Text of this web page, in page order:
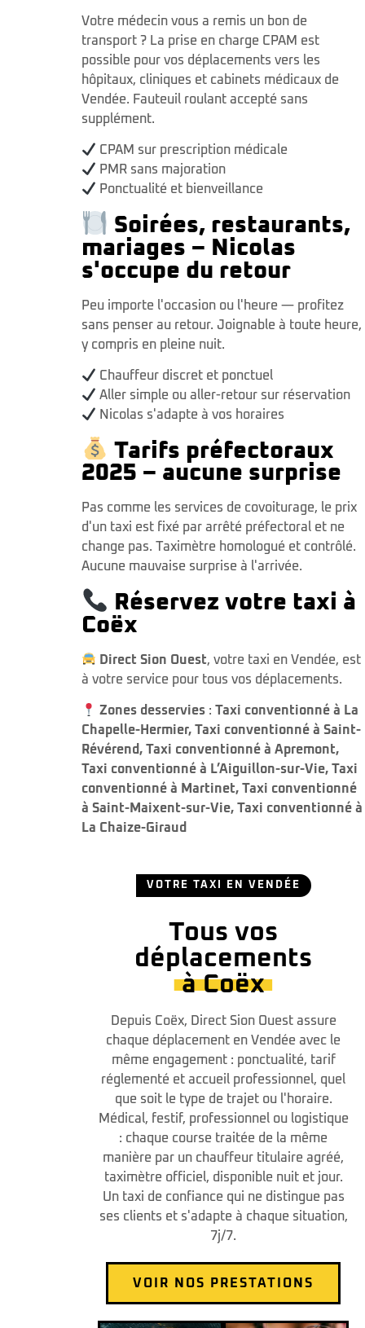
Votre médecin vous a remis un bon de
transport ? La prise en charge CPAM est
possible pour vos déplacements vers les
hôpitaux, cliniques et cabinets médicaux de
Vendée. Fauteuil roulant accepté sans
supplément.
CPAM sur prescription médicale
PMR sans majoration
Ponctualité et bienveillance
Soirées, restaurants,
mariages – Nicolas
s'occupe du retour
Peu importe l'occasion ou l'heure — profitez
sans penser au retour. Joignable à toute heure,
y compris en pleine nuit.
Chauffeur discret et ponctuel
Aller simple ou aller-retour sur réservation
Nicolas s'adapte à vos horaires
Tarifs préfectoraux
2025 – aucune surprise
Pas comme les services de covoiturage, le prix
d'un taxi est fixé par arrêté préfectoral et ne
change pas. Taximètre homologué et contrôlé.
Aucune mauvaise surprise à l'arrivée.
Réservez votre taxi à
Coëx
Direct Sion Ouest, votre taxi en Vendée, est
à votre service pour tous vos déplacements.
Zones desservies :Taxi conventionné à La
Chapelle-Hermier, Taxi conventionné à Saint-
Révérend , Taxi conventionné à Apremont,
Taxi conventionné à L’Aiguillon-sur-Vie, Taxi
conventionné à Martinet, Taxi conventionné
à Saint-Maixent-sur-Vie, Taxi conventionné à
La Chaize-Giraud
VOTRE TAXI EN VENDÉE
Tous vos
déplacements
à Coëx
Depuis Coëx, Direct Sion Ouest assure
chaque déplacement en Vendée avec le
même engagement : ponctualité, tarif
réglementé et accueil professionnel, quel
que soit le type de trajet ou l'horaire.
Médical, festif, professionnel ou logistique
: chaque course traitée de la même
manière par un chauffeur titulaire agréé,
taximètre officiel, disponible nuit et jour.
Un taxi de confiance qui ne distingue pas
ses clients et s'adapte à chaque situation,
7j/7.
VOIR NOS PRESTATIONS